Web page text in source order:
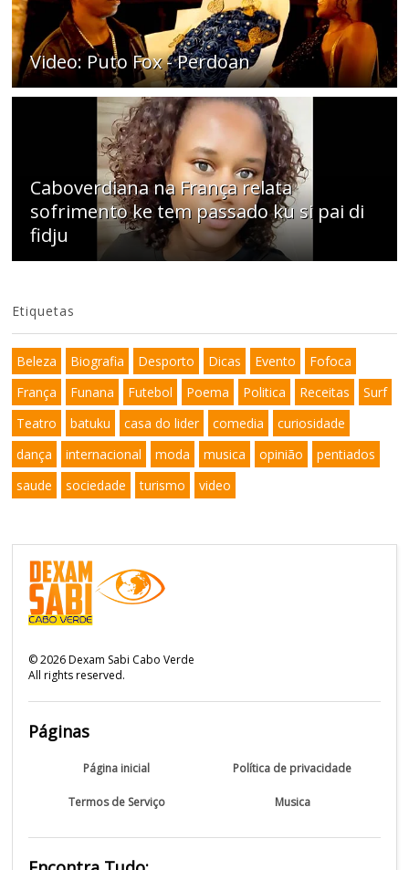
Video: Puto Fox - Perdoan
Caboverdiana na França relata
sofrimento ke tem passado ku si pai di
fidju
Etiquetas
Beleza Biografia Desporto Dicas Evento
Fofoca
França
Funana Futebol Poema Politica Receitas
Surf
Teatro
batuku casa do lider comedia
curiosidade
dança
internacional moda musica opinião
pentiados
saude
sociedade turismo video
©2026Dexam Sabi Cabo Verde
All rights reserved.
Páginas
Página inicial Política de privacidade
Termos de Serviço Musica